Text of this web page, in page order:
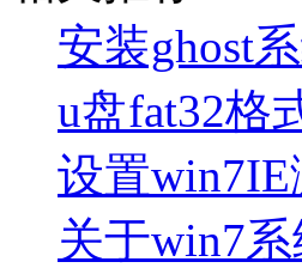
安装ghost
u盘fat32格
设置
关于win7